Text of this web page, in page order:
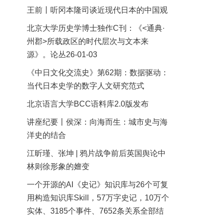
王前丨听冈本隆司谈近现代日本的中国观
北京大学历史学博士独作C刊：《<通典·
州郡>所载政区的时代层次与文本来
源》。论丛26-01-03
《中日文化交流史》第62期：数据驱动：
当代日本史学的数字人文研究范式
北京语言大学BCC语料库2.0版发布
讲座纪要丨侯深：向海而生：城市史与海
洋史的结合
江昕瑾、张坤 | 鸦片战争前后英国舆论中
林则徐形象的嬗变
一个开源的AI《史记》知识库与26个可复
用构造知识库Skill，57万字史记，10万个
实体、3185个事件、7652条关系全部结